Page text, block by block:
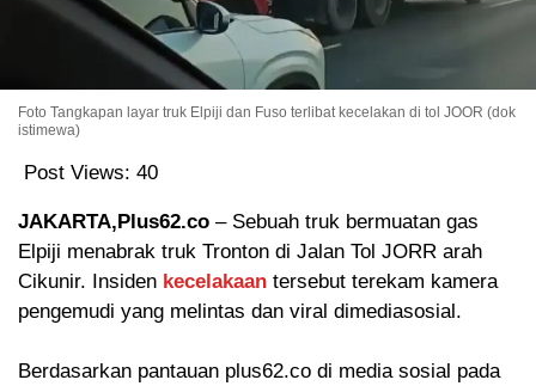
Foto Tangkapan layar truk Elpiji dan Fuso terlibat kecelakan di tol JOOR (dok
istimewa)
Post Views: 40
JAKARTA,Plus62.co – Sebuah truk bermuatan gas
Elpiji menabrak truk Tronton di Jalan Tol JORR arah
Cikunir. Insiden kecelakaan tersebut terekam kamera
pengemudi yang melintas dan viral dimediasosial.
Berdasarkan pantauan plus62.co di media sosial pada